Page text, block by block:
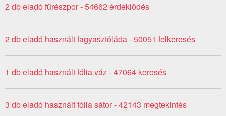
2 db eladó fűrészpor - 54662 érdeklődés
2 db eladó használt fagyasztóláda - 50051 felkeresés
1 db eladó használt fólia váz - 47064 keresés
3 db eladó használt fólia sátor - 42143 megtekintés